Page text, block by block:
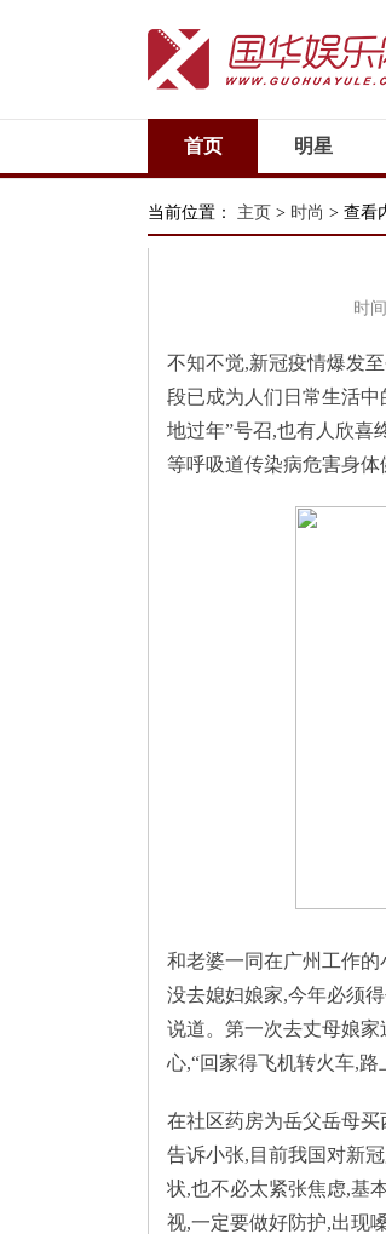
首页 明星
电视剧
当前位置： 主页 > 时尚 > 查看
时
不知不觉,新冠疫情爆发
段已成为人们日常生活
地过年”号召,也有人欣喜
等呼吸道传染病危害身体
和老婆一同在广州工作
没去媳妇娘家,今年必须
说道。第一次去丈母娘
心,“回家得飞机转火车,
在社区药房为岳父岳母
告诉小张,目前我国对新
状,也不必太紧张焦虑,基
视,一定要做好防护,出现